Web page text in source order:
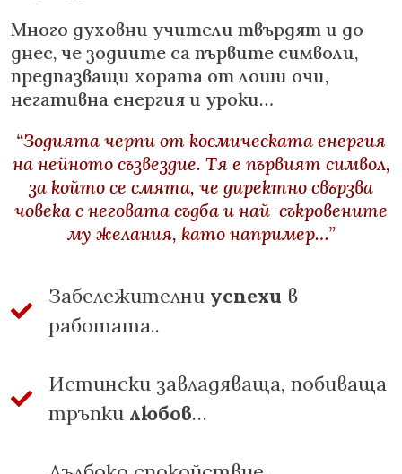
Много духовни учители твърдят и до
днес, че зодиите са първите символи,
предпазващи хората от лоши очи,
негативна енергия и уроки…
“Зодията черпи от космическата енергия
на нейното съзвездие. Тя е първият символ,
за който се смята, че директно свързва
човека с неговата съдба и най-съкровените
му желания, като например…”
Забележителни успехи в
работата..
Истински завладяваща, побиваща
тръпки любов…